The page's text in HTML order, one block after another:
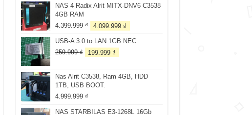
là:
tại
NAS 4 Radix Alrit MITX-DNV6 C3538
4GB RAM
4.399.999₫
Giá
là:
4.399.999 ₫.
4.099.999 ₫
tại
USB-A 3.0 to LAN 1GB NEC
259.999₫
Giá
259.999 ₫.
199.999 ₫
là:
Nas Alrit C3538, Ram 4GB, HDD
1TB, USB BOOT.
4.999.999 ₫
NAS STARBILAS E3-1268L 16Gb